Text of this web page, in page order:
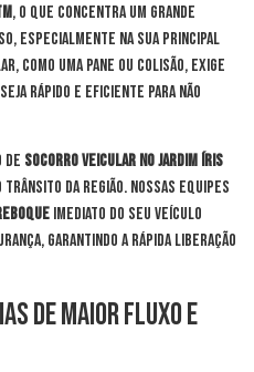
, o que concentra um grande
especialmente na sua principal
como uma pane ou colisão, exige
rápido e eficiente para não
de socorro veicular no Jardim Íris
trânsito da região. Nossas equipes
imediato do seu veículo
garantindo a rápida liberação
de Maior Fluxo e